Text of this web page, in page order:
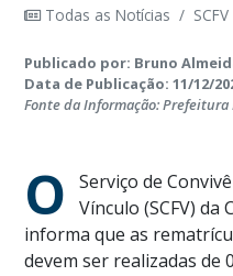
Todas as Notícias /
Publicado por: Bruno
Data de Publicação: 11/12/
Fonte da Informação:
O
Serviço de
Vínculo (SCFV) da
informa que as
devem ser realizadas de